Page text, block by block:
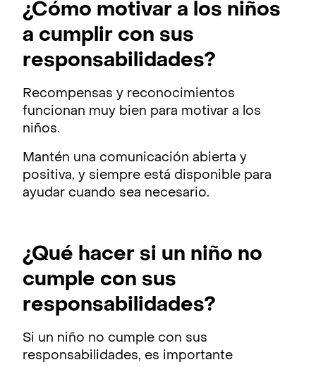
¿Cómo motivar a los niños
a cumplir con sus
responsabilidades?
Recompensas y reconocimientos
funcionan muy bien para motivar a los
niños.
Mantén una comunicación abierta y
positiva, y siempre está disponible para
ayudar cuando sea necesario.
¿Qué hacer si un niño no
cumple con sus
responsabilidades?
Si un niño no cumple con sus
responsabilidades, es importante